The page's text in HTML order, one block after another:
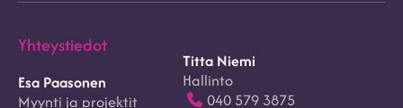
Yhteystiedot
Esa Paasonen
Myynti ja projektit
Titta Niemi
Hallinto
040 579 3875